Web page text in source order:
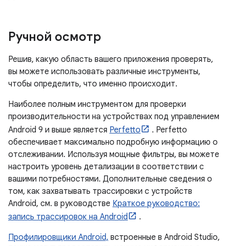
Ручной осмотр
Решив, какую область вашего приложения проверять,
вы можете использовать различные инструменты,
чтобы определить, что именно происходит.
Наиболее полным инструментом для проверки
производительности на устройствах под управлением
Android 9 и выше является Perfetto
. Perfetto
обеспечивает максимально подробную информацию о
отслеживании. Используя мощные фильтры, вы можете
настроить уровень детализации в соответствии с
вашими потребностями. Дополнительные сведения о
том, как захватывать трассировки с устройств
Android, см. в руководстве Краткое руководство:
запись трассировок на Android
.
Профилировщики Android, встроенные в Android Studio,